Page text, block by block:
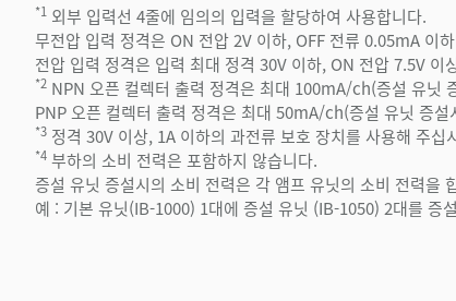
*1 외부 입력선 4줄에 임의의 입력을 할당하여 사용합니다.
무전압 입력 정격은 ON 전압 2V 이하, OFF 전류 0.05mA 이
전압 입력 정격은 입력 최대 정격 30V 이하, ON 전압 7.5V 이
*2 NPN 오픈 컬렉터 출력 정격은 최대 100mA/ch(증설 유닛
PNP 오픈 컬렉터 출력 정격은 최대 50mA/ch(증설 유닛 증
*3 정격 30V 이상, 1A 이하의 과전류 보호 장치를 사용해 주십
*4 부하의 소비 전력은 포함하지 않습니다.
증설 유닛 증설시의 소비 전력은 각 앰프 유닛의 소비 전력을
예 : 기본 유닛(IB-1000) 1대에 증설 유닛 (IB-1050) 2대를